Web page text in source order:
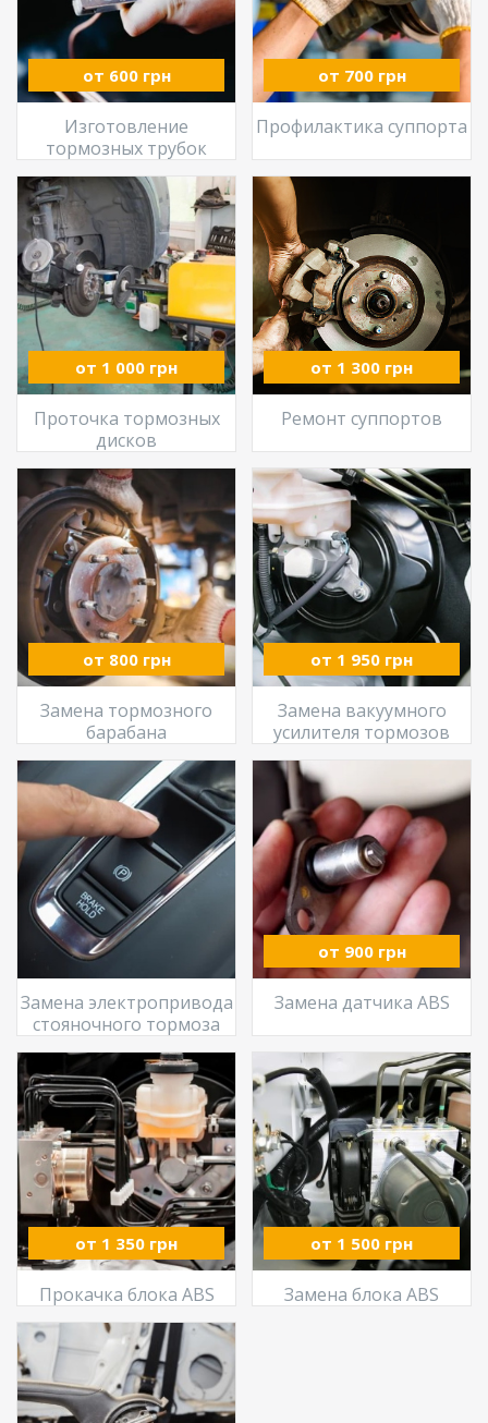
от 600 грн
Изготовление
тормозных трубок
от 700 грн
Профилактика суппорта
от 1 000 грн
Проточка тормозных
дисков
от 1 300 грн
Ремонт суппортов
от 800 грн
Замена тормозного
барабана
от 1 950 грн
Замена вакуумного
усилителя тормозов
Замена электропривода
стояночного тормоза
от 900 грн
Замена датчика ABS
от 1 350 грн
Прокачка блока ABS
от 1 500 грн
Замена блока ABS